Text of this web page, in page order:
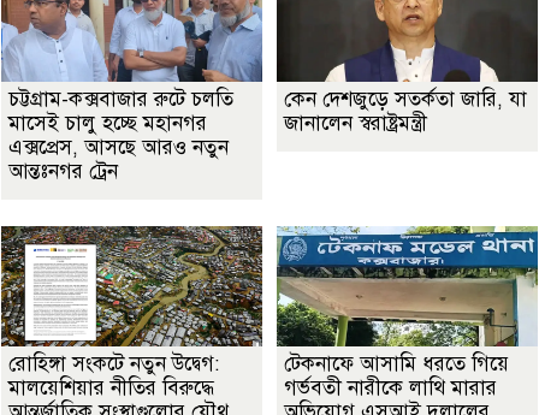
চট্টগ্রাম-কক্সবাজার রুটে চলতি
মাসেই চালু হচ্ছে মহানগর
এক্সপ্রেস, আসছে আরও নতুন
আন্তঃনগর ট্রেন
কেন দেশজুড়ে সতর্কতা জারি, যা
জানালেন স্বরাষ্ট্রমন্ত্রী
রোহিঙ্গা সংকটে নতুন উদ্বেগ:
মালয়েশিয়ার নীতির বিরুদ্ধে
টেকনাফে আসামি ধরতে গিয়ে
গর্ভবতী নারীকে লাথি মারার